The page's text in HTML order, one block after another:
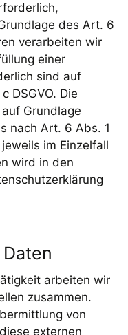
des Art. 6
verarbeiten wir
einer
sind auf
DSGVO. Die
Grundlage
nach Art. 6 Abs. 1
im Einzelfall
wird in den
arbeiten wir
zusammen.
von
externen